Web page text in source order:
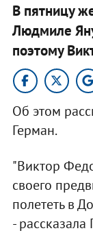
В пятницу
Людмиле
поэтому
Об этом
Герман.
"Виктор
своего
полететь в
- рассказала